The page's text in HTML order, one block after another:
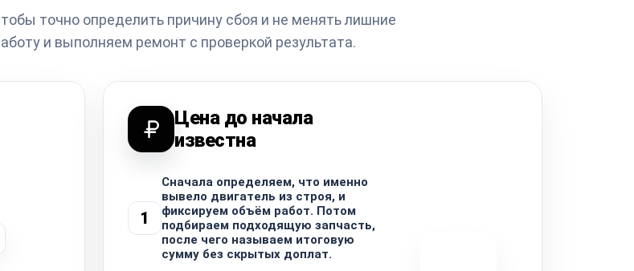
точно определить причину сбоя и не менять лишние
и выполняем ремонт с проверкой результата.
Цена до начала
известна
1
Сначала определяем, что именно
вывело двигатель из строя, и
фиксируем объём работ. Потом
подбираем подходящую запчасть,
после чего называем итоговую
сумму без скрытых доплат.